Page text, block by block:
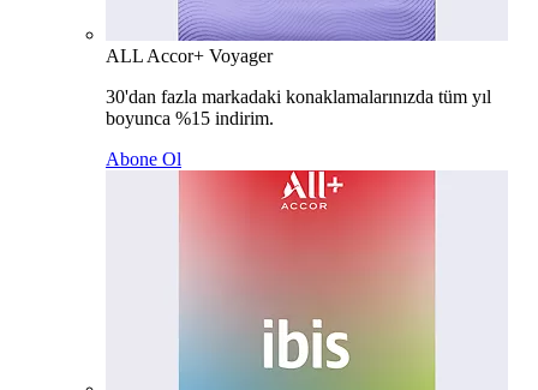
ALL Accor+ Voyager
30'dan fazla markadaki konaklamalarınızda tüm yıl
boyunca %15 indirim.
Abone Ol